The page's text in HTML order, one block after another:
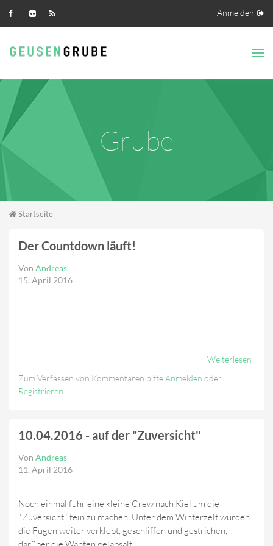
Anmelden
Grube
Sie sind hier
Startseite
Der Countdown läuft!
Von Andreas
15. April 2016
Weiterlesen
Zum Verfassen von Kommentaren bitteAnmelden oder
Registrieren
10.04.2016 - auf der "Zuversicht"
Von Andreas
11. April 2016
Noch einmal fuhr eine kleine Crew nach Kiel um die
"Zuversicht" fein zu machen. Unter dem Winterzelt wurden
die Fugen weiter verklebt, geschliffen und gestrichen,